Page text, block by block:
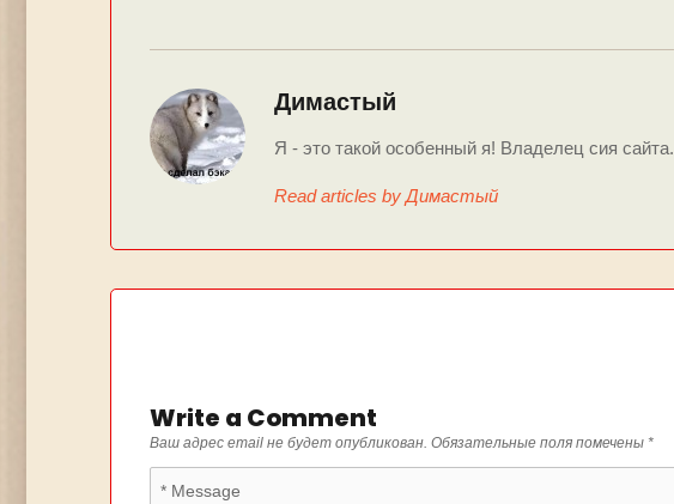
Димастый
Я - это такой особенный я! Владелец сия сайта.
Read articles by Димастый
Write a Comment
Ваш адрес email не будет опубликован. Обязательные поля помечены *